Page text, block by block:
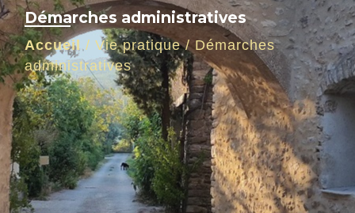
Démarches administratives
Accueil/ Vie pratique/Démarches
administratives